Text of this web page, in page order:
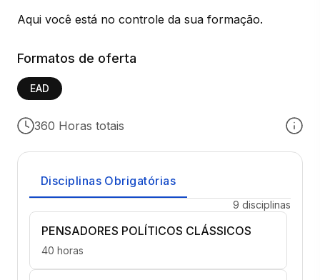
Aqui você está no controle da sua formação.
Formatos de oferta
EAD
360 Horas totais
Disciplinas Obrigatórias
9 disciplinas
PENSADORES POLÍTICOS CLÁSSICOS
40 horas